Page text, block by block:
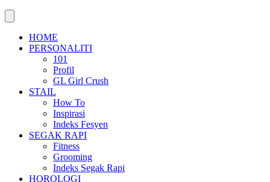
HOME
PERSONALITI
101
Profil
GL Girl Crush
STAIL
How To
Inspirasi
Indeks Fesyen
SEGAK RAPI
Fitness
Grooming
Indeks Segak Rapi
HOROLOGI